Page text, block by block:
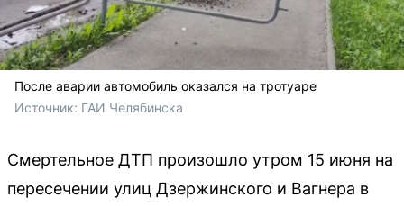
После аварии автомобиль оказался на тротуаре
Источник: ГАИ Челябинска
Смертельное ДТП произошло утром 15 июня на
пересечении улиц Дзержинского и Вагнера в